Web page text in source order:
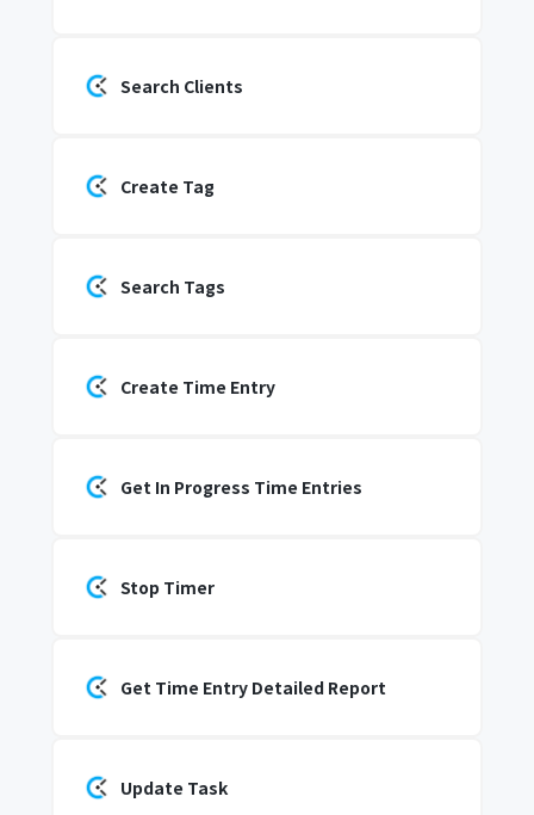
Search Clients
Create Tag
Search Tags
Create Time Entry
Get In Progress Time Entries
Stop Timer
Get Time Entry Detailed Report
Update Task